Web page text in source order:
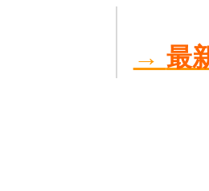
→ 最